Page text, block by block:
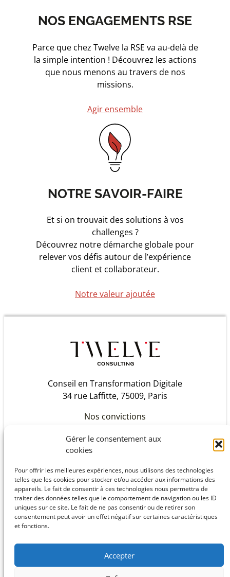
Gérer le consentement aux
cookies
Pour offrir les meilleures expériences, nous utilisons des technologies
telles que les cookies pour stocker et/ou accéder aux informations des
appareils. Le fait de consentir à ces technologies nous permettra de
traiter des données telles que le comportement de navigation ou les ID
uniques sur ce site. Le fait de ne pas consentir ou de retirer son
consentement peut avoir un effet négatif sur certaines caractéristiques
et fonctions.
Accepter
NOS ENGAGEMENTS RSE
Parce que chez Twelve la RSE va au-delà de
la simple intention ! Découvrez les actions
que nous menons au travers de nos
missions.
Agir ensemble
NOTRE SAVOIR-FAIRE
Et si on trouvait des solutions à vos
challenges ?
Découvrez notre démarche globale pour
relever vos défis autour de l’expérience
client et collaborateur.
Notre valeur ajoutée
Conseil en Transformation Digitale
34 rue Laffitte, 75009, Paris
Nos convictions
Les Twelveurs
Challenges
Savoir-Faire
Références
Partenaires